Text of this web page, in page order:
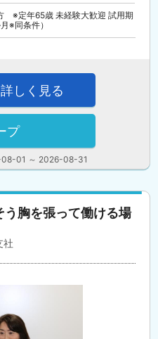
※定年65歳 未経験大歓迎 試用期
※同条件）
08-01 ～ 2026-08-31
しく見る
プ
う胸を張って働ける場
社